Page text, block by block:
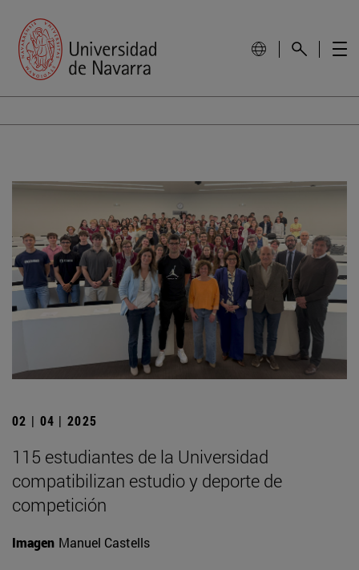
02 | 04 | 2025
115 estudiantes de la Universidad
compatibilizan estudio y deporte de
competición
Imagen Manuel Castells